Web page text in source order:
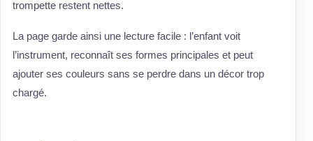
trompette restent nettes.
La page garde ainsi une lecture facile : l’enfant voit
l’instrument, reconnaît ses formes principales et peut
ajouter ses couleurs sans se perdre dans un décor trop
chargé.